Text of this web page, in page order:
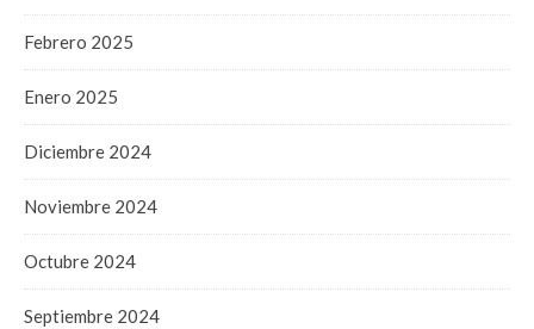
Febrero 2025
Enero 2025
Diciembre 2024
Noviembre 2024
Octubre 2024
Septiembre 2024